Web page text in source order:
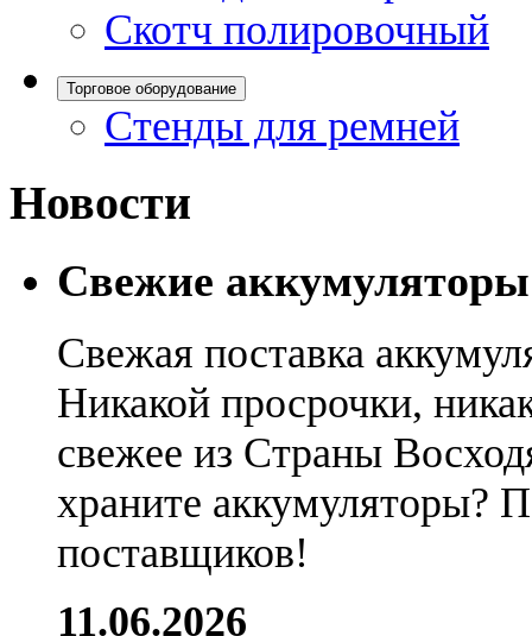
Скотч полировочный
Торговое оборудование
Стенды для ремней
Новости
Свежие
Свежая поставка
Никакой просрочки,
свежее из Страны
храните аккумуляторы?
поставщиков!
11.06.2026